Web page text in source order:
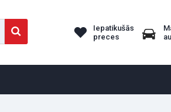
Iepatikušās
preces